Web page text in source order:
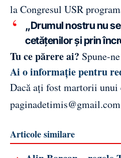
la Congresul USR
„Drumul nostru nu
cetățenilor și prin
Tu ce părere ai? Spune-
Ai o informație pentru
Dacă ați fost martorii unui
paginadetimis@gmail.com
Articole similare